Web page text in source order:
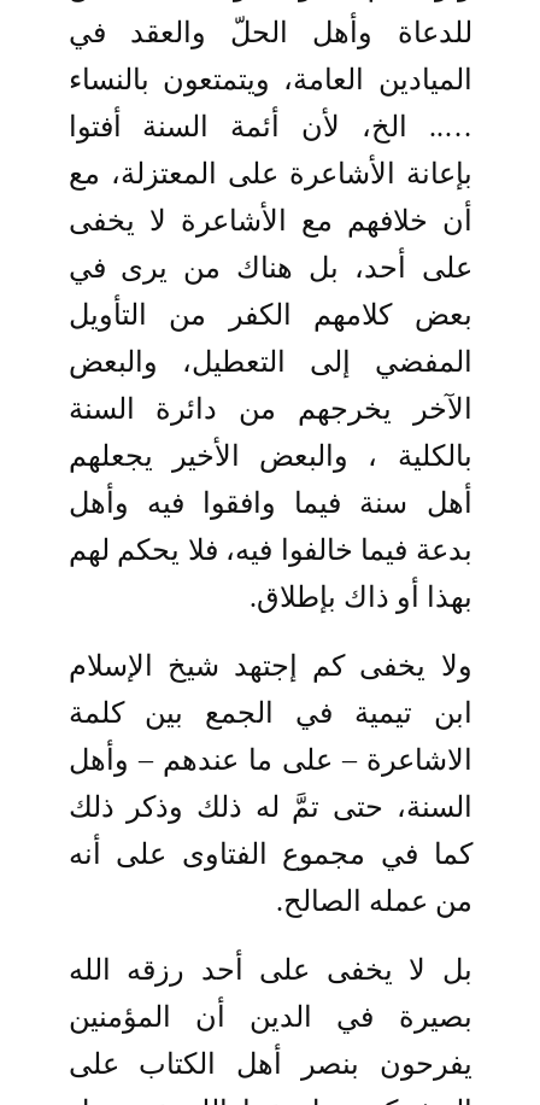
للدعاة وأهل الحلّ والعقد في
الميادين العامة، ويتمتعون بالنساء
….. الخ، لأن أئمة السنة أفتوا
بإعانة الأشاعرة على المعتزلة، مع
أن خلافهم مع الأشاعرة لا يخفى
على أحد، بل هناك من يرى في
بعض كلامهم الكفر من التأويل
المفضي إلى التعطيل، والبعض
الآخر يخرجهم من دائرة السنة
بالكلية ، والبعض الأخير يجعلهم
أهل سنة فيما وافقوا فيه وأهل
بدعة فيما خالفوا فيه، فلا يحكم لهم
بهذا أو ذاك بإطلاق.
ولا يخفى كم إجتهد شيخ الإسلام
ابن تيمية في الجمع بين كلمة
الاشاعرة – على ما عندهم – وأهل
السنة، حتى تمَّ له ذلك وذكر ذلك
كما في مجموع الفتاوى على أنه
من عمله الصالح.
بل لا يخفى على أحد رزقه الله
بصيرة في الدين أن المؤمنين
يفرحون بنصر أهل الكتاب على